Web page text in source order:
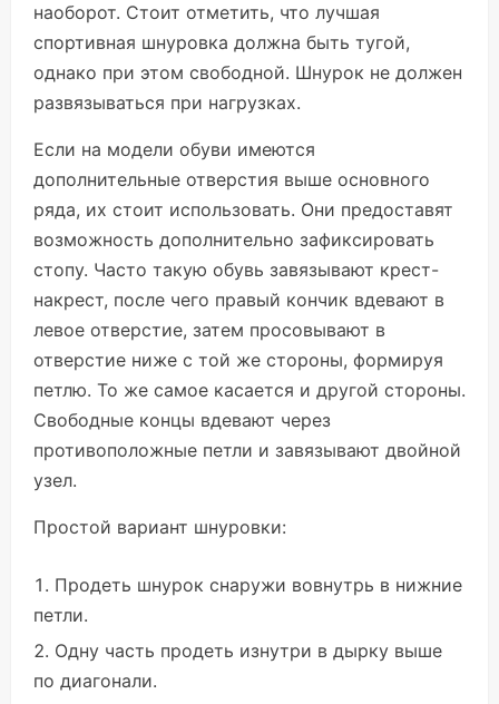
наоборот. Стоит отметить, что лучшая
спортивная шнуровка должна быть тугой,
однако при этом свободной. Шнурок не должен
развязываться при нагрузках.
Если на модели обуви имеются
дополнительные отверстия выше основного
ряда, их стоит использовать. Они предоставят
возможность дополнительно зафиксировать
стопу. Часто такую обувь завязывают крест-
накрест, после чего правый кончик вдевают в
левое отверстие, затем просовывают в
отверстие ниже с той же стороны, формируя
петлю. То же самое касается и другой стороны.
Свободные концы вдевают через
противоположные петли и завязывают двойной
узел.
Простой вариант шнуровки:
Продеть шнурок снаружи вовнутрь в нижние
петли.
Одну часть продеть изнутри в дырку выше
по диагонали.